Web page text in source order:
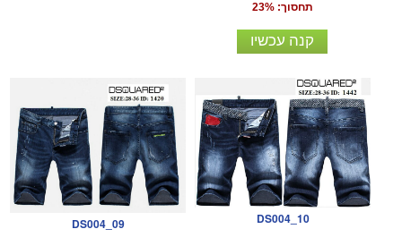
תחסוך: 23%
קנה עכשיו
DS004_09 DS004_10